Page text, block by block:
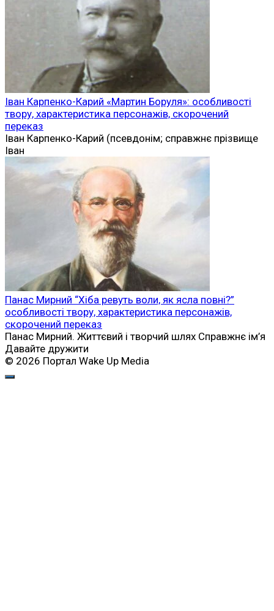
Іван Карпенко-Карий «Мартин Боруля»: особливості
твору, характеристика персонажів, скорочений
переказ
Іван Карпенко-Карий (псевдонім; справжнє прізвище
Іван
Панас Мирний “Хіба ревуть воли, як ясла повні?”
особливості твору, характеристика персонажів,
скорочений переказ
Панас Мирний. Життєвий і творчий шлях Справжнє ім’я
Давайте дружити
© 2026 Портал Wake Up Media